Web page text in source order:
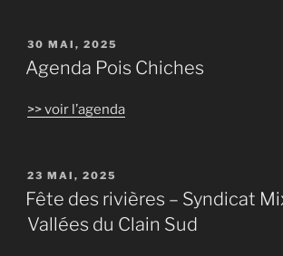
PUBLIÉ
LE
30 MAI, 2025
Agenda Pois Chiches
>> voir l’agenda
PUBLIÉ
LE
23 MAI, 2025
Fête des rivières – Syndicat
Vallées du Clain Sud